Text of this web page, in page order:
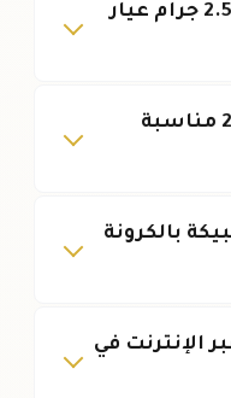
ما هو سعر سبيكة الذهب 2.5 جرام عيار
هل سبيكة 2.5 جرام عيار 24 مناسبة
بالكرونة
الإنترنت في